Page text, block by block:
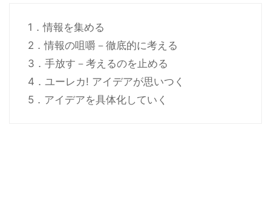
1．情報を集める
2．情報の咀嚼－徹底的に考える
3．手放す－考えるのを止める
4．ユーレカ! アイデアが思いつく
5．アイデアを具体化していく